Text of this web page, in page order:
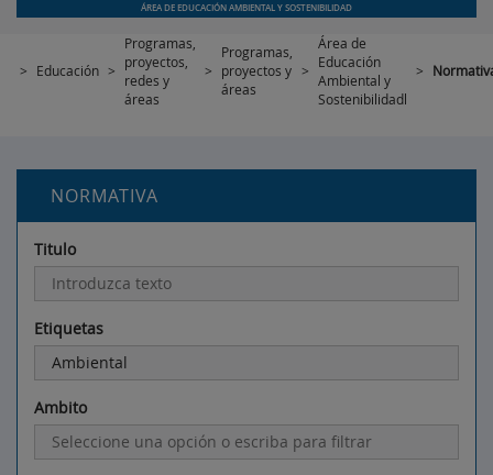
ÁREA DE EDUCACIÓN AMBIENTAL Y SOSTENIBILIDAD
> Educación >
Programas,
proyectos,
redes y
áreas
>
Programas,
proyectos y
áreas
>
Área de
Educación
Ambiental y
Sostenibilidadl
>
NORMATIVA
Titulo
Etiquetas
Ambito